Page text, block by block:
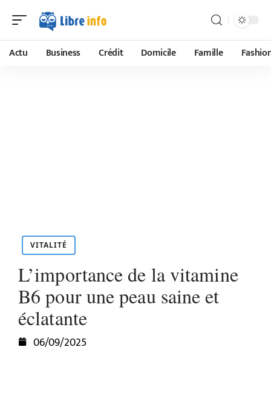
Actu Business Crédit Domicile Famille
VITALITÉ
L’importance de la vitamine
B6 pour une peau saine et
éclatante
06/09/2025